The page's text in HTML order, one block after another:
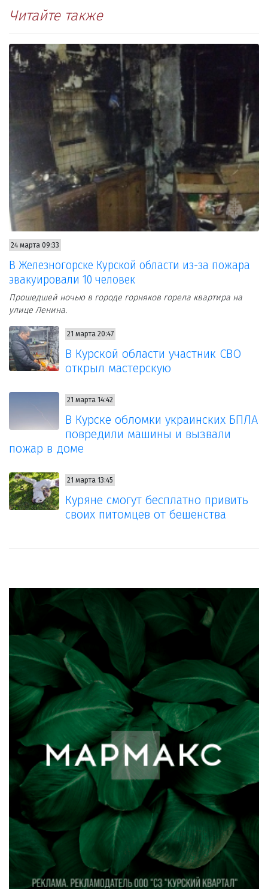
Читайте также
24 марта 09:33
В Железногорске Курской области из-за пожара
эвакуировали 10 человек
Прошедшей ночью в городе горняков горела квартира на
улице Ленина.
21 марта 20:47
В Курской области участник СВО
открыл мастерскую
21 марта 14:42
В Курске обломки украинских БПЛА
повредили машины и вызвали
пожар в доме
21 марта 13:45
Куряне смогут бесплатно привить
своих питомцев от бешенства